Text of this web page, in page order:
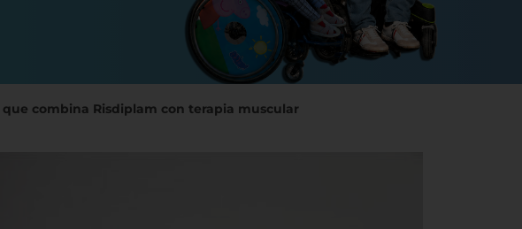
combina Risdiplam con terapia muscular